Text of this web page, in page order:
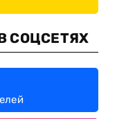
СОЦСЕТЯХ